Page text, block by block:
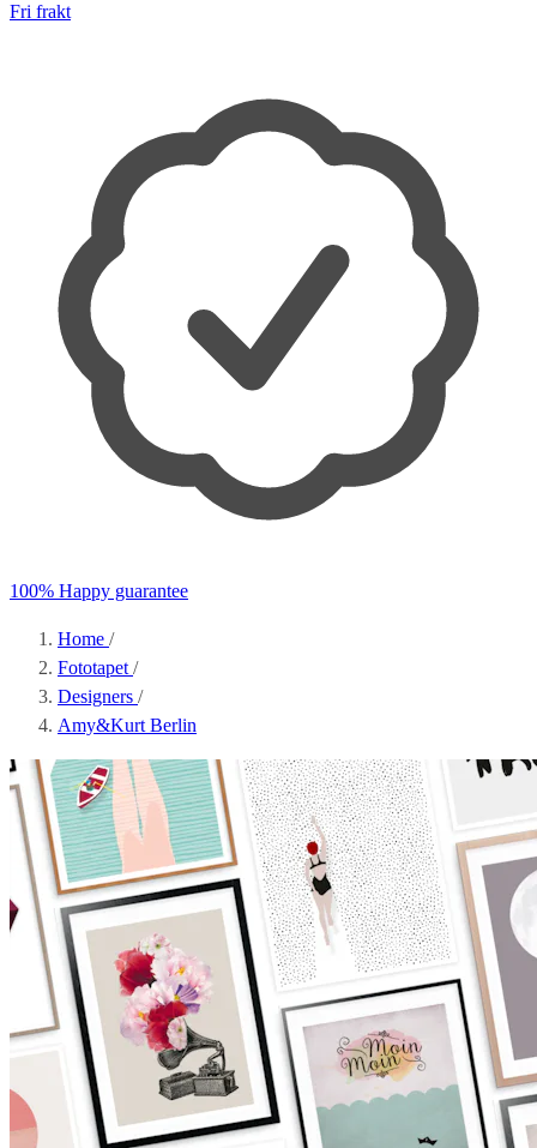
Fri frakt
100% Happy guarantee
Home /
Fototapet /
Designers /
Amy&Kurt Berlin